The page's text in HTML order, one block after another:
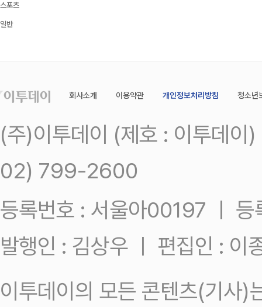
스포츠
일반
회사소개 이용약관 개인정보처리방침 청소년
(주)이투데이 (제호 : 이투데
02) 799-2600
등록번호 : 서울아00197 ㅣ
발행인 : 김상우 ㅣ 편집인 : 이
이투데이의 모든 콘텐츠(기사)